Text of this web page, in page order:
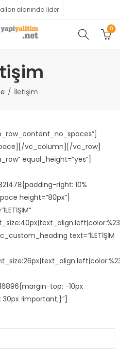
alanında lider
0
İletişim
vc_column][/vc_row]
equal_height=”yes”]
right: 10%
height=”80px”]
text=”İLETİŞİM
top: -10px
!important;}”]